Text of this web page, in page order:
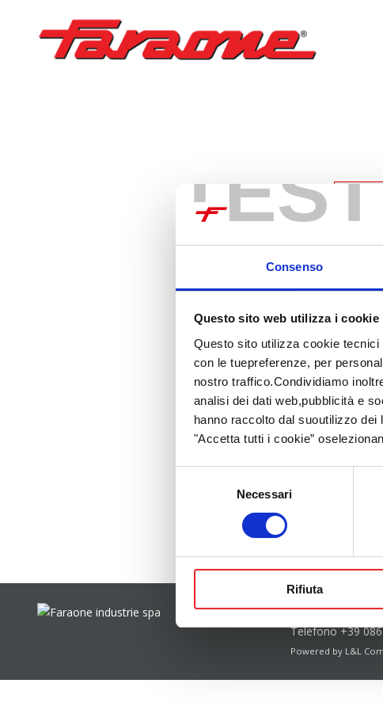
TEST
Consenso
Questo sito web utilizza i cookie
Questo sito utilizza cookie
con le tuepreferenze, per
nostro traffico.Condividiamo
analisi dei dati web,pubblicità e
hanno raccolto dal suoutilizzo
"Accetta tutti i cookie”
Necessari
Rifiuta
Faraone
Telefono+39
Powered by L&L